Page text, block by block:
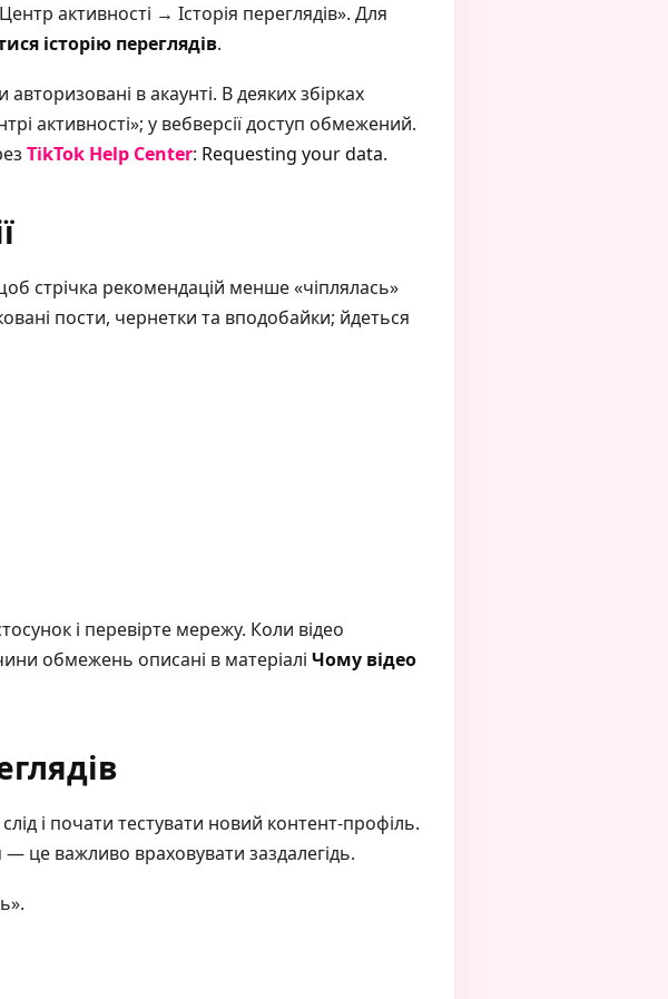
активності → Історія переглядів». Для
історію переглядів.
в акаунті. В деяких збірках
активності»; у вебверсії доступ обмежений.
TikTok Help Center: Requesting your data.
стрічка рекомендацій менше «чіплялась»
пости, чернетки та вподобайки; йдеться
і перевірте мережу. Коли відео
обмежень описані в матеріалі Чому відео
і почати тестувати новий контент-профіль.
це важливо враховувати заздалегідь.